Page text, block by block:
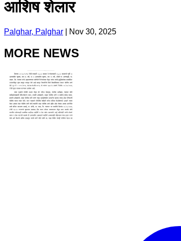
आशिष शेलार
Palghar, Palghar Nov 30, 2025
MORE NEWS